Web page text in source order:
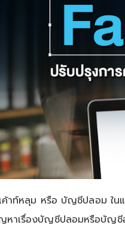
ม หรือ บัญชีปลอม ในแพ
เรื่องบัญชีปลอมหรือบัญชีอ